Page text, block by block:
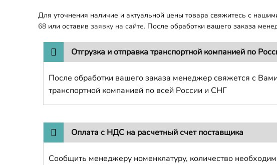
Для уточнения наличие и актуальной цены товара свяжитесь с
68 или оставив заявку на сайте. После обработки вашего заказа
Отгрузка и отправка транспортной компанией по
После обработки вашего заказа менеджер свяжется с
транспортной компанией по всей России и СНГ
Оплата с НДС на расчетный счет поставщика
Сообщить менеджеру номенклатуру, количество